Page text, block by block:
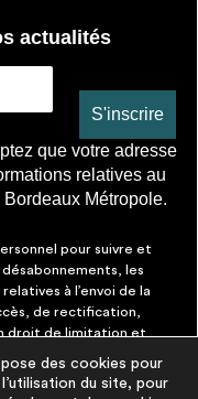
actualités
que votre adresse
relatives au
Métropole.
pour suivre et
les
à l’envoi de la
de rectification,
droit de limitation et
en cliquant sur le lien de
Vous pouvez
des cookies pour
du site, pour